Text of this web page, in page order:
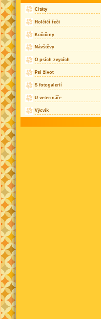
Citáty
Holčičí řeči
Kočičiny
Návštěvy
O psích zvycích
Psí život
S fotogalerií
U veterináře
Výcvik